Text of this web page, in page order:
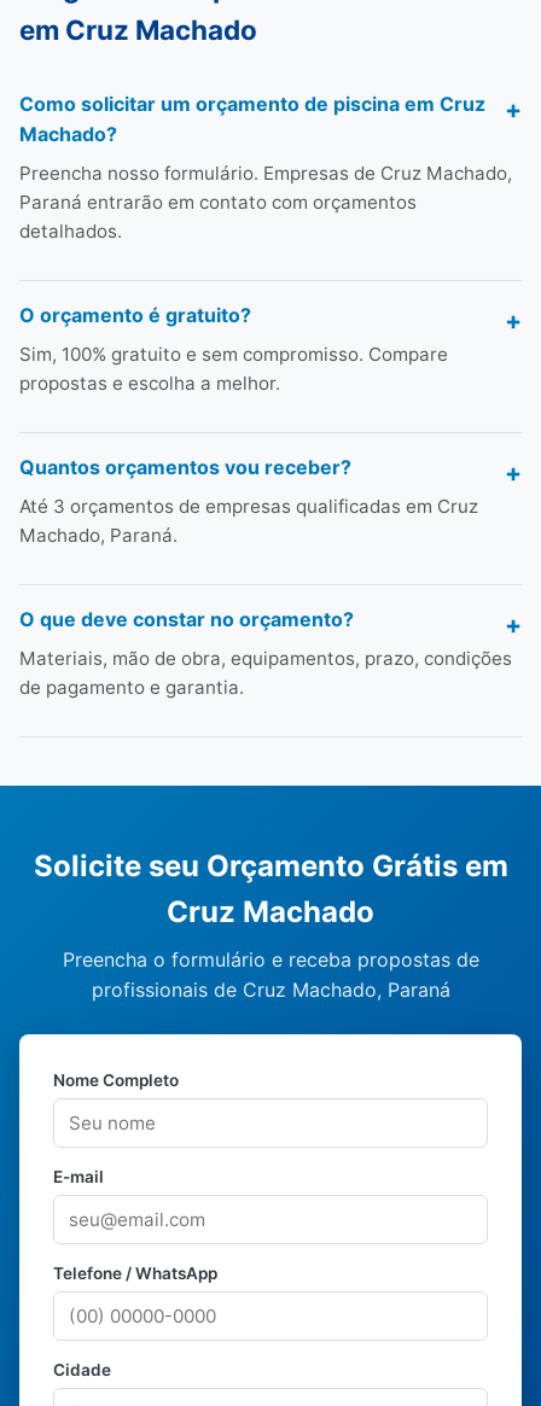
em Cruz Machado
Como solicitar um orçamento de piscina em Cruz
Machado?
Preencha nosso formulário. Empresas de Cruz Machado,
Paraná entrarão em contato com orçamentos
detalhados.
O orçamento é gratuito?
Sim, 100% gratuito e sem compromisso. Compare
propostas e escolha a melhor.
Quantos orçamentos vou receber?
Até 3 orçamentos de empresas qualificadas em Cruz
Machado, Paraná.
O que deve constar no orçamento?
Materiais, mão de obra, equipamentos, prazo, condições
de pagamento e garantia.
Solicite seu Orçamento Grátis em
Cruz Machado
Preencha o formulário e receba propostas de
profissionais de Cruz Machado, Paraná
Nome Completo
E-mail
Telefone / WhatsApp
Cidade